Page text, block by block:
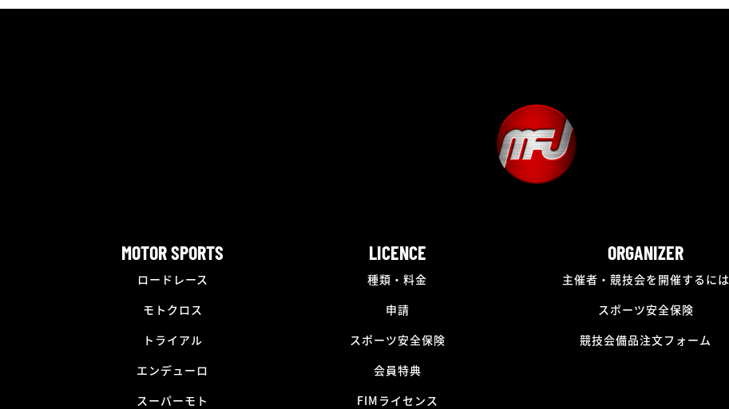
MOTOR SPORTS
ロードレース
モトクロス
トライアル
エンデューロ
スーパーモト
LICENCE
種類・料金
申請
スポーツ安全保険
会員特典
FIMライセンス
ORGANIZER
主催者・競技会を開催するには
スポーツ安全保険
競技会備品注文フォーム